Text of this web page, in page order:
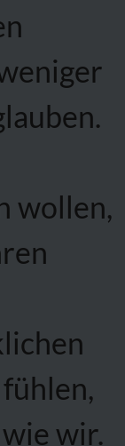
wollen,
wir.